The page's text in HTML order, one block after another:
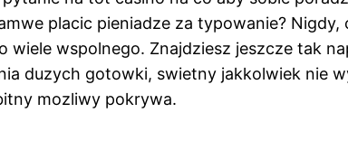
placic pieniadze za typowanie?
wiele wspolnego. Znajdziesz jeszcze tak
duzych gotowki, swietny jakkolwiek nie
mozliwy pokrywa.